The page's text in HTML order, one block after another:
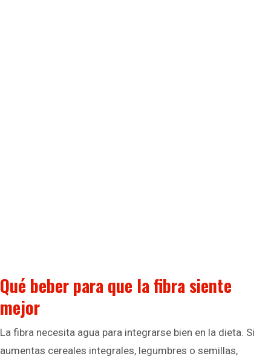
Qué beber para que la fibra siente
mejor
La fibra necesita agua para integrarse bien en la dieta. Si
aumentas cereales integrales, legumbres o semillas,